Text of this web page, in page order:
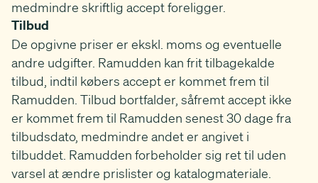
medmindre skriftlig accept foreligger.
Tilbud
De opgivne priser er ekskl. moms og eventuelle
andre udgifter. Ramudden kan frit tilbagekalde
tilbud, indtil købers accept er kommet frem til
Ramudden. Tilbud bortfalder, såfremt accept ikke
er kommet frem til Ramudden senest 30 dage fra
tilbudsdato, medmindre andet er angivet i
tilbuddet. Ramudden forbeholder sig ret til uden
varsel at ændre prislister og katalogmateriale.